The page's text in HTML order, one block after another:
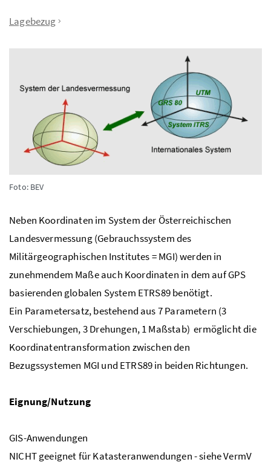
Lagebezug
Foto: BEV
Neben Koordinaten im System der Österreichischen
Landesvermessung (Gebrauchssystem des
Militärgeographischen Institutes = MGI) werden in
zunehmendem Maße auch Koordinaten in dem auf GPS
basierenden globalen System ETRS89 benötigt.
Ein Parametersatz, bestehend aus 7 Parametern (3
Verschiebungen, 3 Drehungen, 1 Maßstab) ermöglicht die
Koordinatentransformation zwischen den
Bezugssystemen MGI und ETRS89 in beiden Richtungen.
Eignung/Nutzung
GIS-Anwendungen
NICHT geeignet für Katasteranwendungen - siehe VermV